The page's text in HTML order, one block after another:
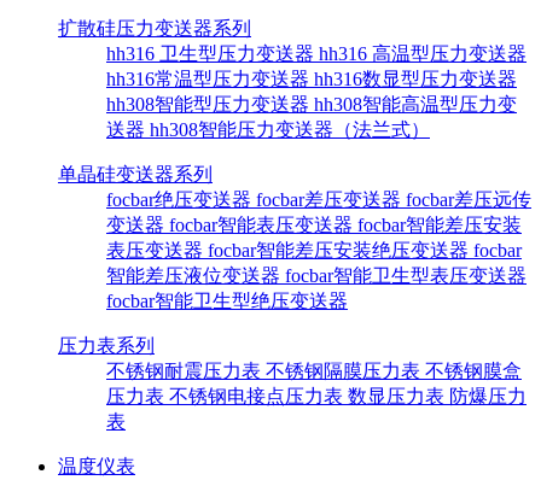
扩散硅压力变送器系列
hh316 卫生型压力变送器 hh316 高温型压力变送器
hh316常温型压力变送器 hh316数显型压力变送器
hh308智能型压力变送器 hh308智能高温型压力变
送器 hh308智能压力变送器（法兰式）
单晶硅变送器系列
focbar绝压变送器 focbar差压变送器 focbar差压远传
变送器 focbar智能表压变送器 focbar智能差压安装
表压变送器 focbar智能差压安装绝压变送器 focbar
智能差压液位变送器 focbar智能卫生型表压变送器
focbar智能卫生型绝压变送器
压力表系列
不锈钢耐震压力表 不锈钢隔膜压力表 不锈钢膜盒
压力表 不锈钢电接点压力表 数显压力表 防爆压力
表
温度仪表